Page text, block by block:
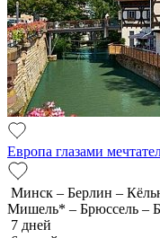
Европа глазами
Минск – Берлин –
Мишель* – Брюссель –
7 дней